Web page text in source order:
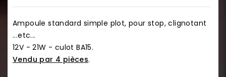
Ampoule standard simple plot, pour stop, clignotant
...etc...
12V - 21W - culot BA15.
Vendu par 4 pièces.